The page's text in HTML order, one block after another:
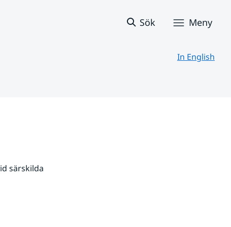
Sök Meny
In English
särskilda